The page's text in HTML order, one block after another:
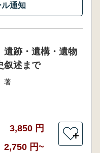
通知
跡・遺構・遺物
叙述まで
著
3,850 円
2,750 円~
＋